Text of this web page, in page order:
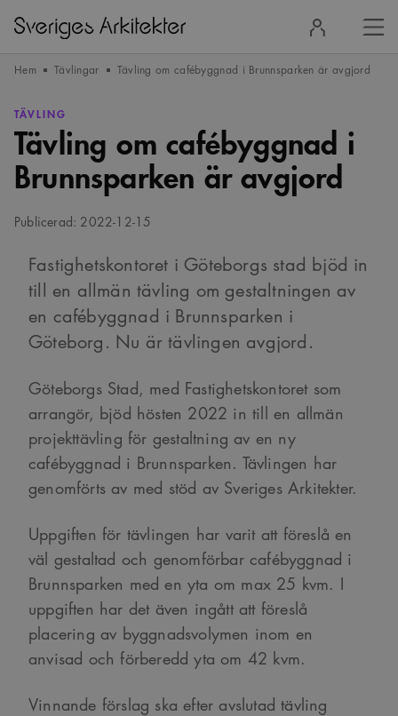
in
Hem Tävlingar Tävling om cafébyggnad i Brunnsparken är avgjord
TÄVLING
Tävling om cafébyggnad i
Brunnsparken är avgjord
Publicerad: 2022-12-15
Fastighetskontoret i Göteborgs stad bjöd in
till en allmän tävling om gestaltningen av
en cafébyggnad i Brunnsparken i
Göteborg. Nu är tävlingen avgjord.
Göteborgs Stad, med Fastighetskontoret som
arrangör, bjöd hösten 2022 in till en allmän
projekttävling för gestaltning av en ny
cafébyggnad i Brunnsparken. Tävlingen har
genomförts av med stöd av Sveriges Arkitekter.
Uppgiften för tävlingen har varit att föreslå en
väl gestaltad och genomförbar cafébyggnad i
Brunnsparken med en yta om max 25 kvm. I
uppgiften har det även ingått att föreslå
placering av byggnadsvolymen inom en
anvisad och förberedd yta om 42 kvm.
Vinnande förslag ska efter avslutad tävling